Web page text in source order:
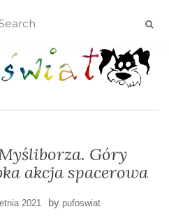
Góry
akcja spacerowa
2021 by pufoswiat